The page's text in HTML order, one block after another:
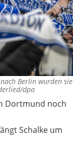
Berlin wurden sie
dpa
Dortmund noch
Schalke um